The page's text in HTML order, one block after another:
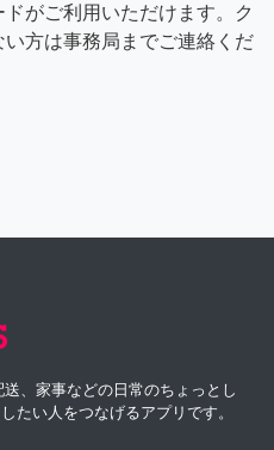
がご利用いただけます。ク
方は事務局までご連絡くだ
、家事などの日常のちょっとし
たい人をつなげるアプリです。